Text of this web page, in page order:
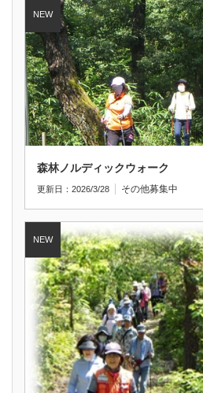
森林ノルディックウォーク
更新日：2026/3/28 その他募集中